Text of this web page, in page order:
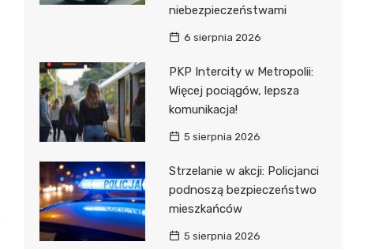
niebezpieczeństwami
6 sierpnia 2026
PKP Intercity w Metropolii:
Więcej pociągów, lepsza
komunikacja!
5 sierpnia 2026
Strzelanie w akcji: Policjanci
podnoszą bezpieczeństwo
mieszkańców
5 sierpnia 2026